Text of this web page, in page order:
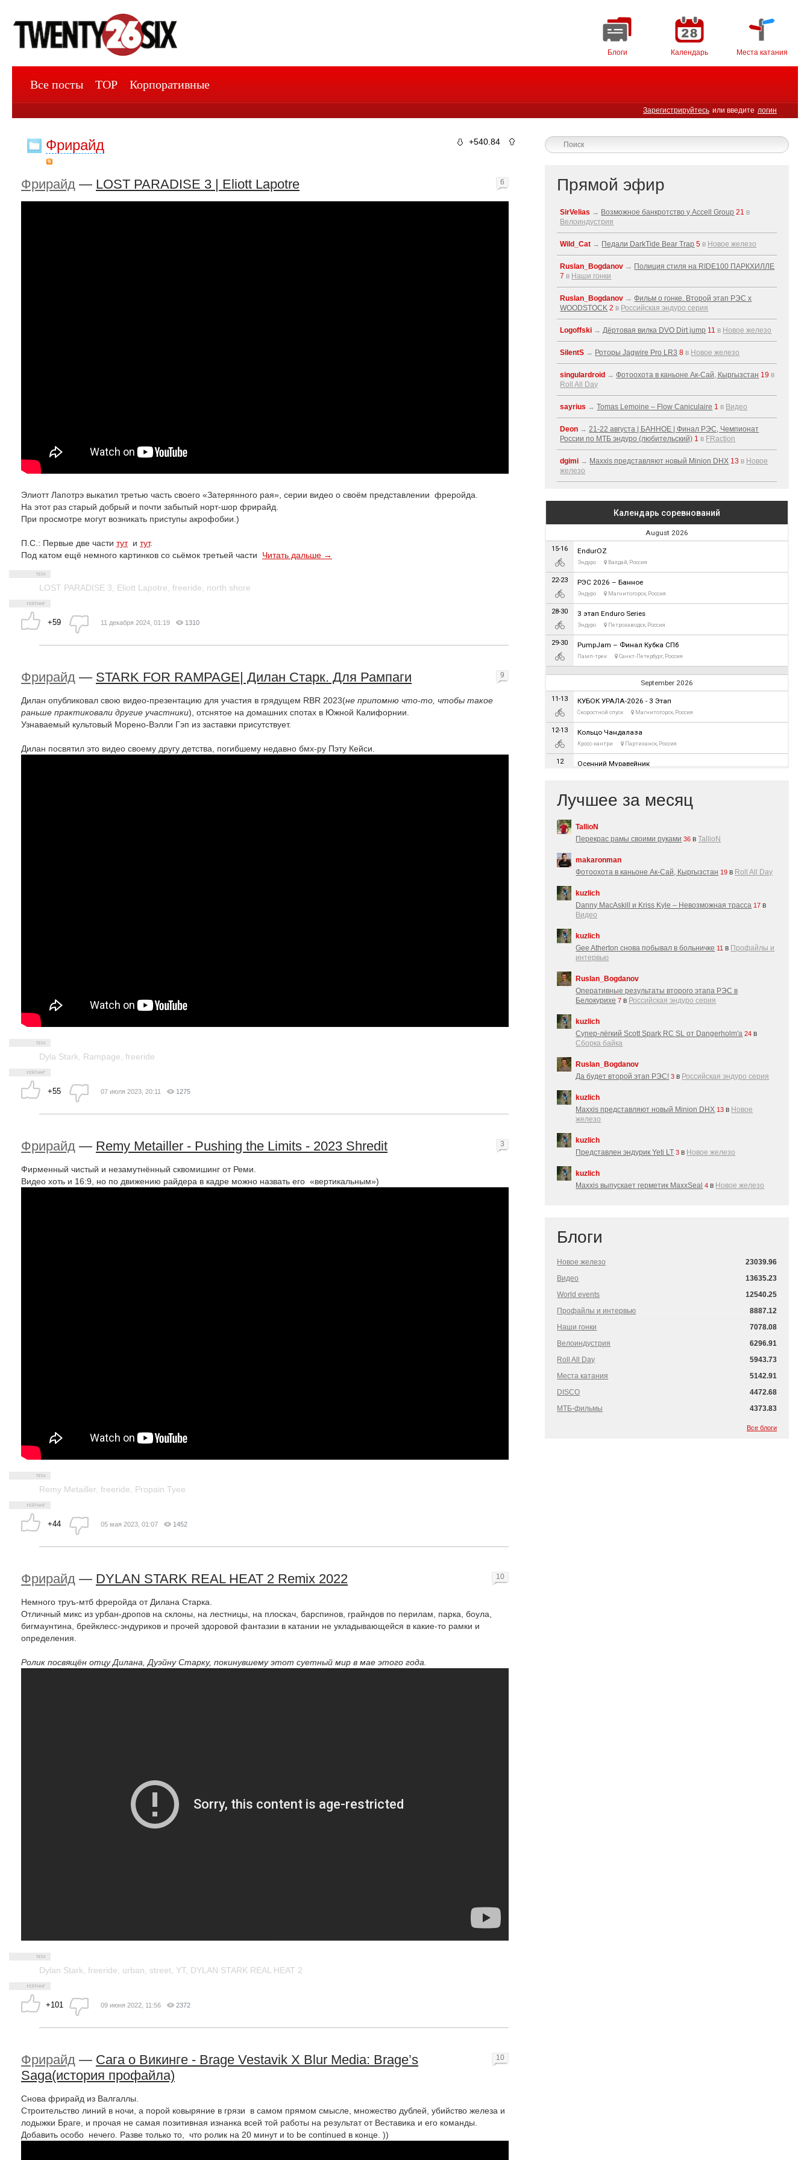
Блоги Календарь Места катания
Зарегистрируйтесь или введите логин
Все посты TOP Корпоративные
+540.84
Фрирайд
Фрирайд — LOST PARADISE 3 | Eliott Lapotre
Элиотт Лапотрэ выкатил третью часть своего «Затерянного рая», серии видео о своём представлении фреройда.
На этот раз старый добрый и почти забытый норт-шор фрирайд.
При просмотре могут возникать приступы акрофобии.)
П.С.: Первые две части тути тут.
Под катом ещё немного картинков со сьёмок третьей части Читать дальше →
LOST PARADISE 3 Eliott Lapotre freeride north shore
+59
6
11 декабря 2024, 01:19 1310
Фрирайд — STARK FOR RAMPAGE| Дилан Старк. Для Рампаги
Дилан опубликовал свою видео-презентацию для участия в грядущем RBR 2023(не припомню что-то, чтобы такое
раньше практиковали другие участники), отснятое на домашних спотах в Южной Калифорнии.
Узнаваемый культовый Морено-Вэлли Гэп из заставки присутствует.
Дилан посвятил это видео своему другу детства, погибшему недавно бмх-ру Пэту Кейси.
Dyla Stark Rampage freeride
+55
9
07 июля 2023, 20:11 1275
Фрирайд — Remy Metailler - Pushing the Limits - 2023 Shredit
Фирменный чистый и незамутнённый сквомишинг от Реми.
Видео хоть и 16:9, но по движению райдера в кадре можно назвать его «вертикальным»)
Remy Metailler freeride Propain Tyee
+44
3
05 мая 2023, 01:07 1452
Фрирайд — DYLAN STARK REAL HEAT 2 Remix 2022
Немного труъ-мтб фреройда от Дилана Старка.
Отличный микс из урбан-дропов на склоны, на лестницы, на плоскач, барспинов, грайндов по перилам, парка, боула,
бигмаунтина, брейклесс-эндуриков и прочей здоровой фантазии в катании не укладывающейся в какие-то рамки и
определения.
Ролик посвящён отцу Дилана, Дуэйну Старку, покинувшему этот суетный мир в мае этого года.
Dylan Stark freeride urban street YT, DYLAN STARK REAL HEAT 2
+101
10
09 июня 2022, 11:56 2372
Фрирайд — Сага о Викинге - Brage Vestavik X Blur Media: Brage’s
Saga(история профайла)
Снова фрирайд из Валгаллы.
Строительство линий в ночи, а порой ковыряние в грязи в самом прямом смысле, множество дублей, убийство железа и
лодыжки Браге, и прочая не самая позитивная изнанка всей той работы на результат от Веставика и его команды.
Добавить особо нечего. Разве только то, что ролик на 20 минут и to be continued в конце. ))
10
Прямой эфир
SirVelias → Возможное банкротство у Accell Group 21 в
Велоиндустрия
Wild_Cat → Педали DarkTide Bear Trap 5 в Новое железо
Ruslan_Bogdanov → Полиция стиля на RIDE100 ПАРКХИЛЛЕ
7 в Наши гонки
Ruslan_Bogdanov →Фильм о гонке. Второй этап РЭС x
WOODSTOCK 2 в Российская эндуро серия
Logoffski →Дёртовая вилка DVO Dirt jump 11 в Новое железо
SilentS → Роторы Jagwire Pro LR3 8 в Новое железо
singulardroid →Фотоохота в каньоне Ак-Cай, Кыргызстан 19 в
Roll All Day
sayrius →Tomas Lemoine – Flow Caniculaire 1 в Видео
Deon →21-22 августа | БАННОЕ | Финал РЭС, Чемпионат
России по МТБ эндуро (любительский) 1 в FRaction
dgimi → Maxxis представляют новый Minion DHX 13 в Новое
железо
Лучшее за месяц
TallioN
Перекрас рамы своими руками 36 вTallioN
makaronman
Фотоохота в каньоне Ак-Cай, Кыргызстан 19 в Roll All Day
kuzlich
Danny MacAskill и Kriss Kyle – Невозможная трасса 17 в
Видео
kuzlich
Gee Atherton снова побывал в больничке 11 в Профайлы и
интервью
Ruslan_Bogdanov
Оперативные результаты второго этапа РЭС в
Белокурихе 7 в Российская эндуро серия
kuzlich
Супер-лёгкий Scott Spark RC SL от Dangerholm'a 24 в
Сборка байка
Ruslan_Bogdanov
Да будет второй этап РЭС! 3 в Российская эндуро серия
kuzlich
Maxxis представляют новый Minion DHX 13 в Новое
железо
kuzlich
Представлен эндурик Yeti LT 3 в Новое железо
kuzlich
Maxxis выпускает герметик MaxxSeal 4 в Новое железо
Блоги
Новое железо
23039.96
Видео
13635.23
World events
12540.25
Профайлы и интервью
8887.12
Наши гонки
7078.08
Велоиндустрия
6296.91
Roll All Day
5943.73
Места катания
5142.91
DISCO
4472.68
МТБ-фильмы
4373.83
Все блоги